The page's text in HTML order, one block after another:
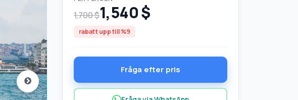
1,700 $1,540 $
rabatt upp till %9
Fråga efter pris